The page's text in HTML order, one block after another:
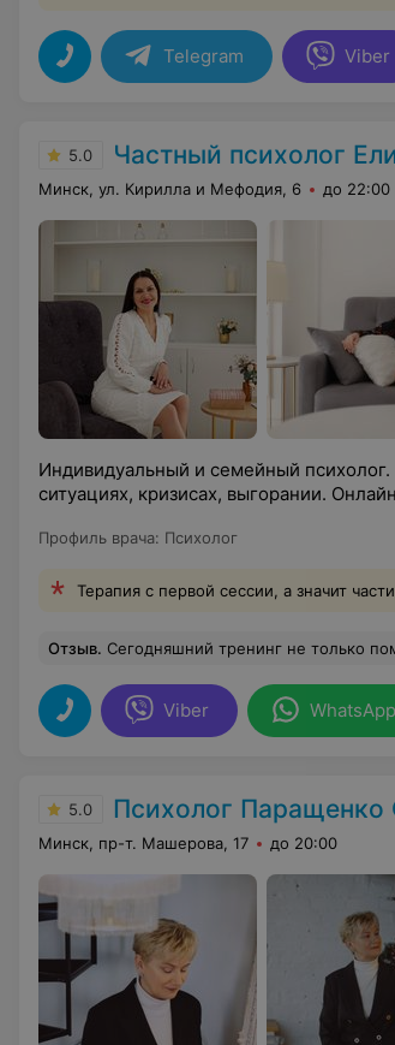
Telegram Viber
5.0 Частный психолог
Минск, ул. Кирилла и Мефодия, 6 до 22:00
Индивидуальный и семейный
ситуациях, кризисах, выгорании.
Профиль врача: Психолог
Терапия с первой сессии, а значит
Отзыв. Сегодняшний тренинг не только помог все больше раскрыть себя, но и обрести поддержку, которой я была лишена тогда, когда очень в ней нуждалась. Переиграть травмирующие ситуации и ощутить нужные положительные эмоции, вспомнить неприятные сцены из жизни и правильно их трактовать, вынести красивое и яркое из хмурого и пугающего - бесценно для души! Ваши практики
Viber WhatsApp
5.0 Психолог Паращенко
Минск, пр-т. Машерова, 17 до 20:00